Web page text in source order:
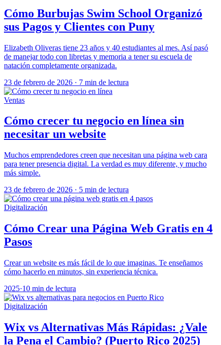
Cómo Burbujas Swim School Organizó
sus Pagos y Clientes con Puny
Elizabeth Oliveras tiene 23 años y 40 estudiantes al mes. Así pasó
de manejar todo con libretas y memoria a tener su escuela de
natación completamente organizada.
23 de febrero de 2026 · 7 min de lectura
Ventas
Cómo crecer tu negocio en línea sin
necesitar un website
Muchos emprendedores creen que necesitan una página web cara
para tener presencia digital. La verdad es muy diferente, y mucho
más simple.
23 de febrero de 2026 · 5 min de lectura
Digitalización
Cómo Crear una Página Web Gratis en 4
Pasos
Crear un website es más fácil de lo que imaginas. Te enseñamos
cómo hacerlo en minutos, sin experiencia técnica.
2025·10 min de lectura
Digitalización
Wix vs Alternativas Más Rápidas: ¿Vale
la Pena el Cambio? (Puerto Rico 2025)